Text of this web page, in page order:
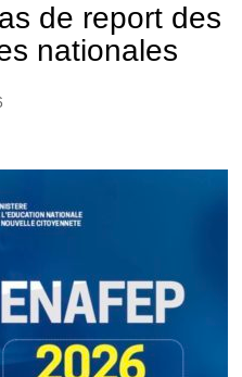
de report des
nationales